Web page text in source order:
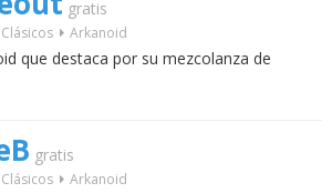
gratis
Arkanoid
que destaca por su mezcolanza de
gratis
Arkanoid